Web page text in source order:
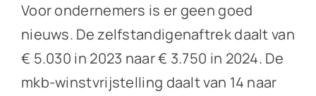
Voor ondernemers is er geen goed
nieuws. De zelfstandigenaftrek daalt van
€ 5.030 in 2023 naar € 3.750 in 2024. De
mkb-winstvrijstelling daalt van 14 naar